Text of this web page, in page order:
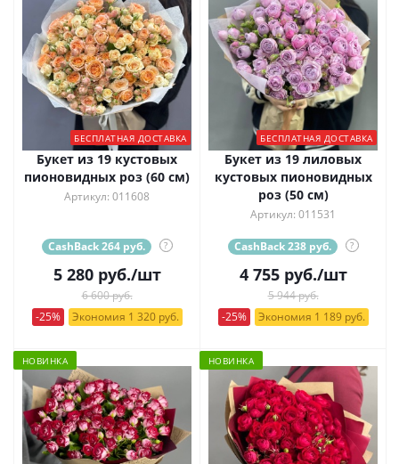
БЕСПЛАТНАЯ ДОСТАВКА
Букет из 19 кустовых
пионовидных роз (60 см)
Артикул: 011608
CashBack 264 руб. ?
5 280руб./шт
6 600 руб.
-25%
Экономия 1 320 руб.
БЕСПЛАТНАЯ ДОСТАВКА
Букет из 19 лиловых
кустовых пионовидных
роз (50 см)
Артикул: 011531
CashBack 238 руб. ?
4 755руб./шт
5 944 руб.
-25%
Экономия 1 189 руб.
НОВИНКА НОВИНКА